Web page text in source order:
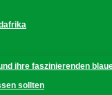
ihre faszinierenden
sollten